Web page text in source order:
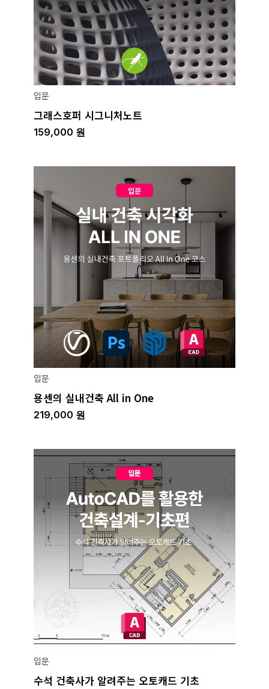
입문
그래스호퍼 시그니처노트
159,000 원
입문
용센의 실내건축 All in One
219,000 원
입문
수석 건축사가 알려주는 오토캐드 기초